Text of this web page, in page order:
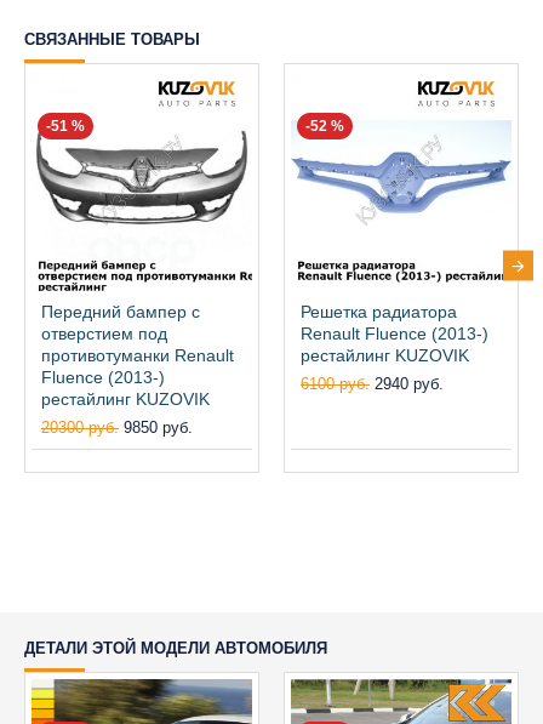
СВЯЗАННЫЕ ТОВАРЫ
-51 %
Передний бампер с
отверстием под
противотуманки Renault
Fluence (2013-)
рестайлинг KUZOVIK
20300 руб. 9850 руб.
-52 %
Решетка радиатора
Renault Fluence (2013-)
рестайлинг KUZOVIK
6100 руб. 2940 руб.
ДЕТАЛИ ЭТОЙ МОДЕЛИ АВТОМОБИЛЯ